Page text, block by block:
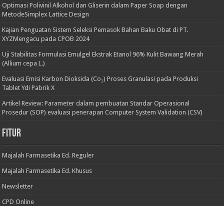
Optimasi Polivinil Alkohol dan Gliserin dalam Paper Soap dengan
MetodeSimplex Lattice Design
Kajian Penguatan Sistem Seleksi Pemasok Bahan Baku Obat di PT.
XYZMengacu pada CPOB 2024
Uji Stabilitas Formulasi Emulgel Ekstrak Etanol 96% Kulit Bawang Merah
(Allium cepa L.)
Evaluasi Emisi Karbon Dioksida (Co₂) Proses Granulasi pada Produksi
Tablet Ydi Pabrik X
Artikel Review: Parameter dalam pembuatan Standar Operasional
Prosedur (SOP) evaluasi penerapan Computer System Validation (CSV)
Fitur
Majalah Farmasetika Ed. Reguler
Majalah Farmasetika Ed. Khusus
Newsletter
CPD Online